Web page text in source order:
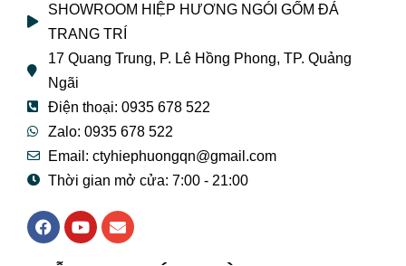
SHOWROOM HIỆP HƯƠNG NGÓI GỐM ĐÁ
TRANG TRÍ
17 Quang Trung, P. Lê Hồng Phong, TP. Quảng
Ngãi
Điện thoại: 0935 678 522
Zalo: 0935 678 522
Email: ctyhiephuongqn@gmail.com
Thời gian mở cửa: 7:00 - 21:00
F
a
Y
o
E
n